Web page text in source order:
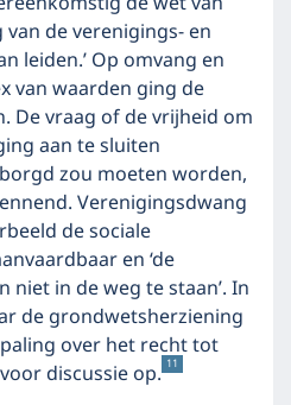
de verenigings- en
leiden.’ Op omvang en
van waarden ging de
De vraag of de vrijheid om
aan te sluiten
zou moeten worden,
Verenigingsdwang
de sociale
en ‘de
in de weg te staan’. In
de grondwetsherziening
over het recht tot
discussie op. 11